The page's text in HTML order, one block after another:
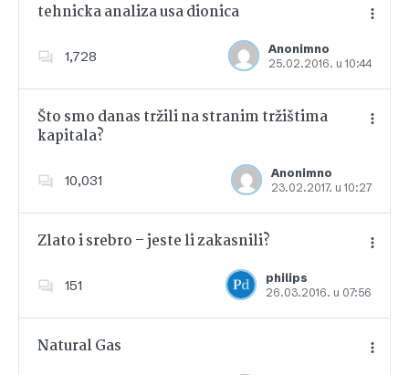
tehnicka analiza usa dionica
1,728
Anonimno
25.02.2016. u 10:44
Dodajte u favorite
Što smo danas tržili na stranim tržištima
kapitala?
10,031
Anonimno
23.02.2017. u 10:27
Dodajte u favorite
Zlato i srebro – jeste li zakasnili?
151
philips
26.03.2016. u 07:56
Dodajte u favorite
Natural Gas